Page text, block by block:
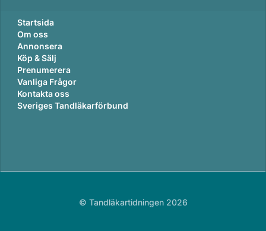
Startsida
Om oss
Annonsera
Köp & Sälj
Prenumerera
Vanliga Frågor
Kontakta oss
Sveriges Tandläkarförbund
© Tandläkartidningen 2026